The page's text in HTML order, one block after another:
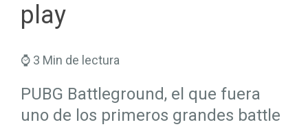
play
⌚ 3 Min de lectura
PUBG Battleground, el que fuera
uno de los primeros grandes battle